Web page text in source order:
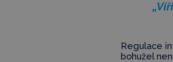
Regulace
bohužel